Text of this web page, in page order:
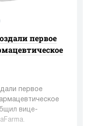
первое
первое
вице-